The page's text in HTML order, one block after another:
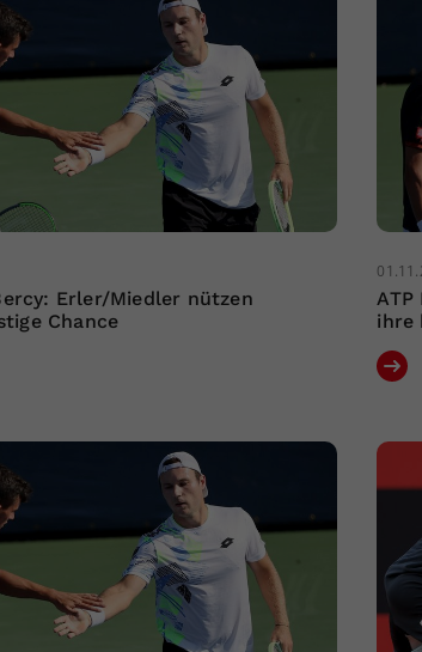
Erler/Miedler nützen
Chance
ihre